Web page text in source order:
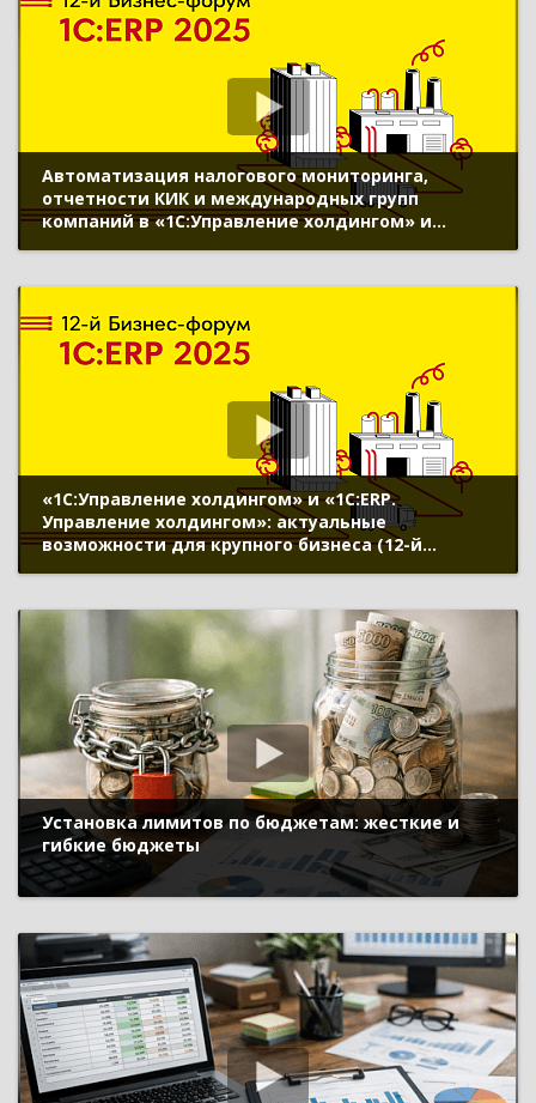
Автоматизация налогового мониторинга,
отчетности КИК и международных групп
компаний в «1С:Управление холдингом» и
Алексей, «1С»)
«1С:Управление холдингом» и «1С:ERP.
Управление холдингом»: актуальные
возможности для крупного бизнеса (12-й
Установка лимитов по бюджетам: жесткие и
гибкие бюджеты